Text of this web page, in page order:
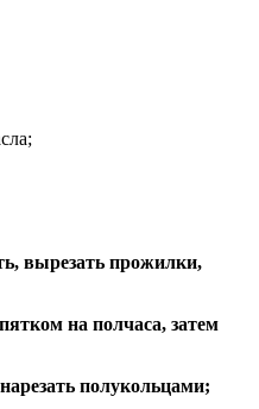
вырезать прожилки,
на полчаса, затем
полукольцами;